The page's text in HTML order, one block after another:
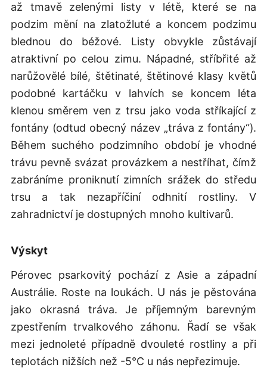
až tmavě zelenými listy v létě, které se na
podzim mění na zlatožluté a koncem podzimu
blednou do béžové. Listy obvykle zůstávají
atraktivní po celou zimu. Nápadné, stříbřité až
narůžovělé bílé, štětinaté, štětinové klasy květů
podobné kartáčku v lahvích se koncem léta
klenou směrem ven z trsu jako voda stříkající z
fontány (odtud obecný název „tráva z fontány“).
Během suchého podzimního období je vhodné
trávu pevně svázat provázkem a nestříhat, čímž
zabráníme proniknutí zimních srážek do středu
trsu a tak nezapříčiní odhnití rostliny. V
zahradnictví je dostupných mnoho kultivarů.
Výskyt
Pérovec psarkovitý pochází z Asie a západní
Austrálie. Roste na loukách. U nás je pěstována
jako okrasná tráva. Je příjemným barevným
zpestřením trvalkového záhonu. Řadí se však
mezi jednoleté případně dvouleté rostliny a při
teplotách nižších než -5°C u nás nepřezimuje.